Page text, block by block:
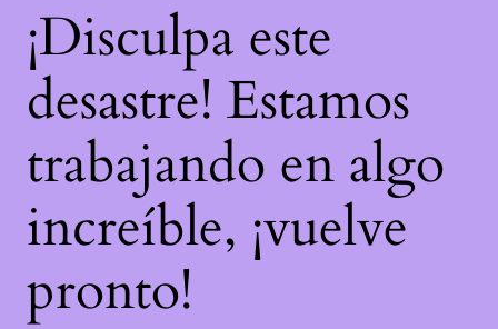
¡Disculpa este
desastre! Estamos
trabajando en algo
increíble, ¡vuelve
pronto!